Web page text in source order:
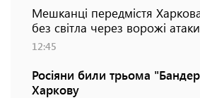
Мешканці передмістя
без світла через ворожі атаки
12:45
Росіяни били трьома
Харкову